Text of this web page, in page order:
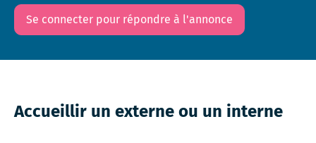
Se connecter pour répondre à l'annonce
Accueillir un externe ou un interne